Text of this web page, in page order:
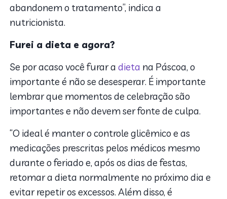
abandonem o tratamento”, indica a
nutricionista.
Furei a dieta e agora?
Se por acaso você furar adieta na Páscoa, o
importante é não se desesperar. É importante
lembrar que momentos de celebração são
importantes e não devem ser fonte de culpa.
“O ideal é manter o controle glicêmico e as
medicações prescritas pelos médicos mesmo
durante o feriado e, após os dias de festas,
retomar a dieta normalmente no próximo dia e
evitar repetir os excessos. Além disso, é